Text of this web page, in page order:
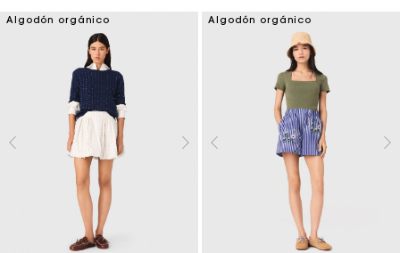
Algodón orgánico Algodón orgánico